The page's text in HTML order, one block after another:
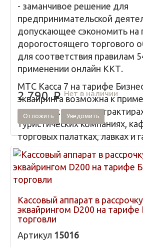
- заманчивое решение для
предпринимательской
допускающее сэкономить на
дорогостоящего торгового
для соответствия правилам
применении онлайн ККТ.
МТС Касса 7 на тарифе
эквайринга возможна к
магазинах одежды,
туристических компаниях,
торговых палатках, лавках и
2 790p Нет в наличии
Отложить Уведомить
Кассовый аппарат в
эквайрингом D200 на тарифе
торговли
Артикул 15016